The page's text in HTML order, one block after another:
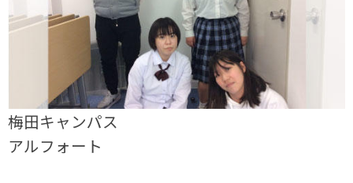
梅田キャンパス
アルフォート